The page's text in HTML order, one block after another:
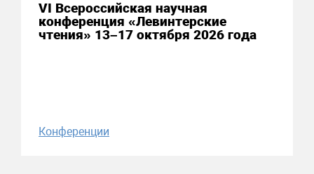
VI Всероссийская научная
конференция «Левинтерские
чтения» 13–17 октября 2026 года
Конференции